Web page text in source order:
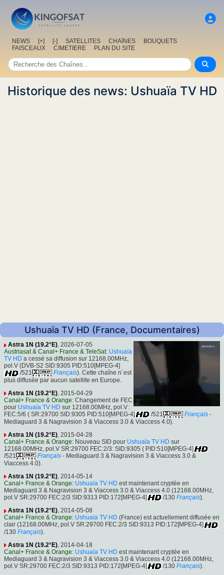
NEWS [+] [-] SATELLITES CHAîNES
BOUQUETS
FAISCEAUX
CIMETIERE PLAN DU SITE
Historique des news: Ushuaïa TV HD
Ushuaïa TV HD (France, Documentaires)
Astra 1N (19.2°E), 2026-07-05
Austriasat& Canal+ France & TeleSat: Ushuaïa
TV HD a cessé sa diffusion sur 12168.00MHz,
pol.V (DVB-S2 SID:9305 PID:510[MPEG-4]
/521
Français). Cette chaîne n´est
plus diffusée par aucun satellite en Europe.
Astra 1N (19.2°E), 2015-04-29
Canal+ France & Orange: Changement de FEC
pour Ushuaïa TV HD sur 12168.00MHz, pol.V:
FEC:5/6 ( SR:29700 SID:9305 PID:510[MPEG-4]
/521 Français -
Mediaguard 3 & Nagravision 3 & Viaccess 3.0 & Viaccess 4.0).
Astra 1N (19.2°E), 2015-04-28
Canal+ France & Orange: Nouveau SID pour Ushuaïa TV HD sur
12168.00MHz, pol.V SR:29700 FEC:2/3: SID:9305 ( PID:510[MPEG-4]
/521
Français - Mediaguard 3 & Nagravision 3 & Viaccess 3.0 &
Viaccess 4.0).
Astra 1N (19.2°E), 2014-05-14
Canal+ France & Orange: Ushuaïa TV HD est maintenant cryptée en
Mediaguard 3 & Nagravision 3 & Viaccess 3.0 & Viaccess 4.0 (12168.00MHz,
pol.V SR:29700 FEC:2/3 SID:9313 PID:172[MPEG-4]
/130 Français).
Astra 1N (19.2°E), 2014-05-08
Canal+ France & Orange: Ushuaïa TV HD (France) est actuellement diffusée en
clair (12168.00MHz, pol.V SR:29700 FEC:2/3 SID:9313 PID:172[MPEG-4]
/130 Français).
Astra 1N (19.2°E) , 2014-04-18
Canal+ France & Orange: Ushuaïa TV HD est maintenant cryptée en
Mediaguard 3 & Nagravision 3 & Viaccess 3.0 & Viaccess 4.0 (12168.00MHz,
pol.V SR:29700 FEC:2/3 SID:9313 PID:172[MPEG-4]
/130 Français).